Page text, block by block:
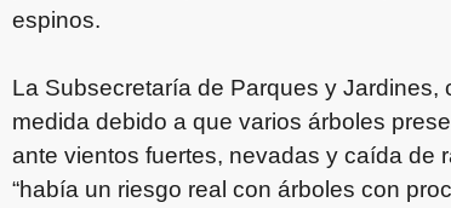
espinos.
La Subsecretaría de Parques y
medida debido a que varios árboles
ante vientos fuertes, nevadas y caída de
“había un riesgo real con árboles con